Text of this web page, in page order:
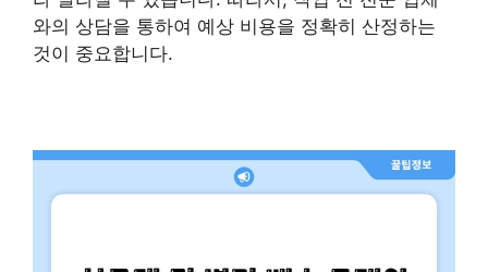
와의 상담을 통하여 예상 비용을 정확히 산정하는
것이 중요합니다.